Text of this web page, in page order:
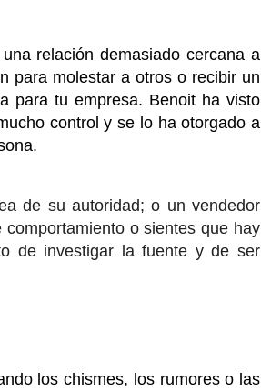
relación demasiado cercana a
para molestar a otros o recibir un
para tu empresa. Benoit ha visto
control y se lo ha otorgado a
de su autoridad; o un vendedor
o sientes que hay
de investigar la fuente y de ser
los chismes, los rumores o las